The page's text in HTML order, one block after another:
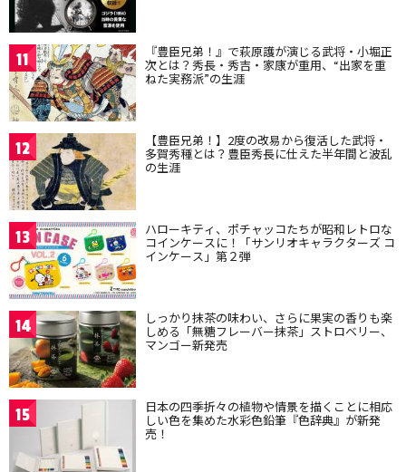
11 『豊臣兄弟！』で萩原護が演じる武将・小堀正
次とは？秀長・秀吉・家康が重用、“出家を重
ねた実務派”の生涯
12 【豊臣兄弟！】2度の改易から復活した武将・
多賀秀種とは？豊臣秀長に仕えた半年間と波乱
の生涯
13 ハローキティ、ポチャッコたちが昭和レトロな
コインケースに！「サンリオキャラクターズ コ
インケース」第２弾
14 しっかり抹茶の味わい、さらに果実の香りも楽
しめる「無糖フレーバー抹茶」ストロベリー、
マンゴー新発売
15 日本の四季折々の植物や情景を描くことに相応
しい色を集めた水彩色鉛筆『色辞典』が新発
売！